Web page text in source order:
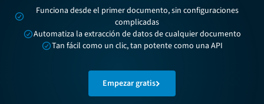
Funciona desde el primer documento, sin configuraciones
complicadas
Automatiza la extracción de datos de cualquier documento
Tan fácil como un clic, tan potente como una API
Empezar gratis